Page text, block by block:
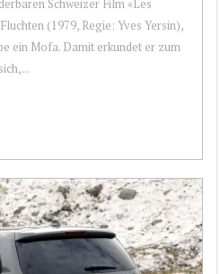
Schweizer Film «Les
(1979, Regie: Yves Yersin),
ein Mofa. Damit erkundet er zum